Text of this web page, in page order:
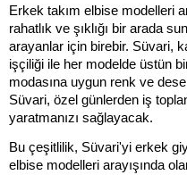
Erkek takım elbise modelleri
rahatlık ve şıklığı bir arada
arayanlar için birebir. Süvari,
işçiliği ile her modelde üstün
modasına uygun renk ve
Süvari, özel günlerden iş
yaratmanızı sağlayacak.
Bu çeşitlilik, Süvari'yi erkek
elbise modelleri arayışında